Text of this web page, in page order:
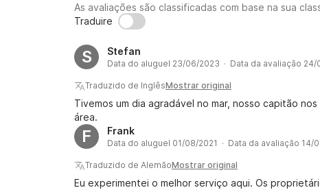
As avaliações são classificadas com base na sua
Traduire
S Stefan
Data do aluguel 23/06/2023 · Data da avaliação 24/
Traduzido de InglêsMostrar original
Tivemos um dia agradável no mar, nosso capitão
área.
F Frank
Data do aluguel 01/08/2021 · Data da avaliação 14/
Traduzido de AlemãoMostrar original
Eu experimentei o melhor serviço aqui. Os